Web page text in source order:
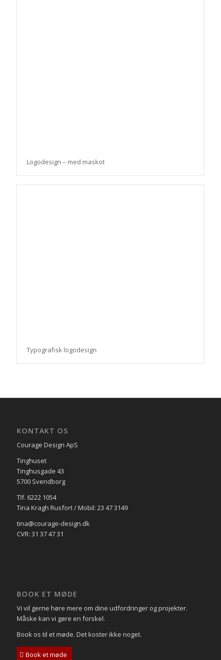
Logodesign – med maskot
Typografisk logodesign
KONTAKT OS
Courage Design ApS
Tinghuset
Tinghusgade 43
5700 Svendborg
Tlf. 6222 1054
Tina Kragh Rusfort / Mobil: 23 47 3149
tina@courage-design.dk
CVR: 31 37 47 31
BOOK ET MØDE
Vi vil gerne høre mere om dine udfordringer og projekter.
Måske kan vi gøre en forskel.
Book os til et møde. Det koster ikke noget.
Book et møde